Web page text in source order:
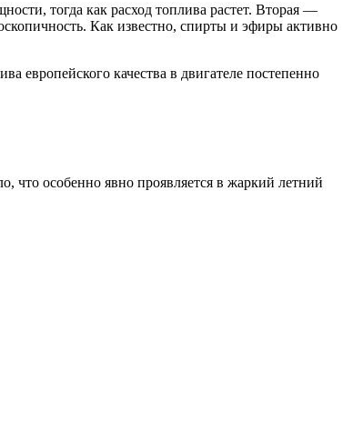
тогда как расход топлива растет. Вторая —
Как известно, спирты и эфиры активно
европейского качества в двигателе постепенно
что особенно явно проявляется в жаркий летний